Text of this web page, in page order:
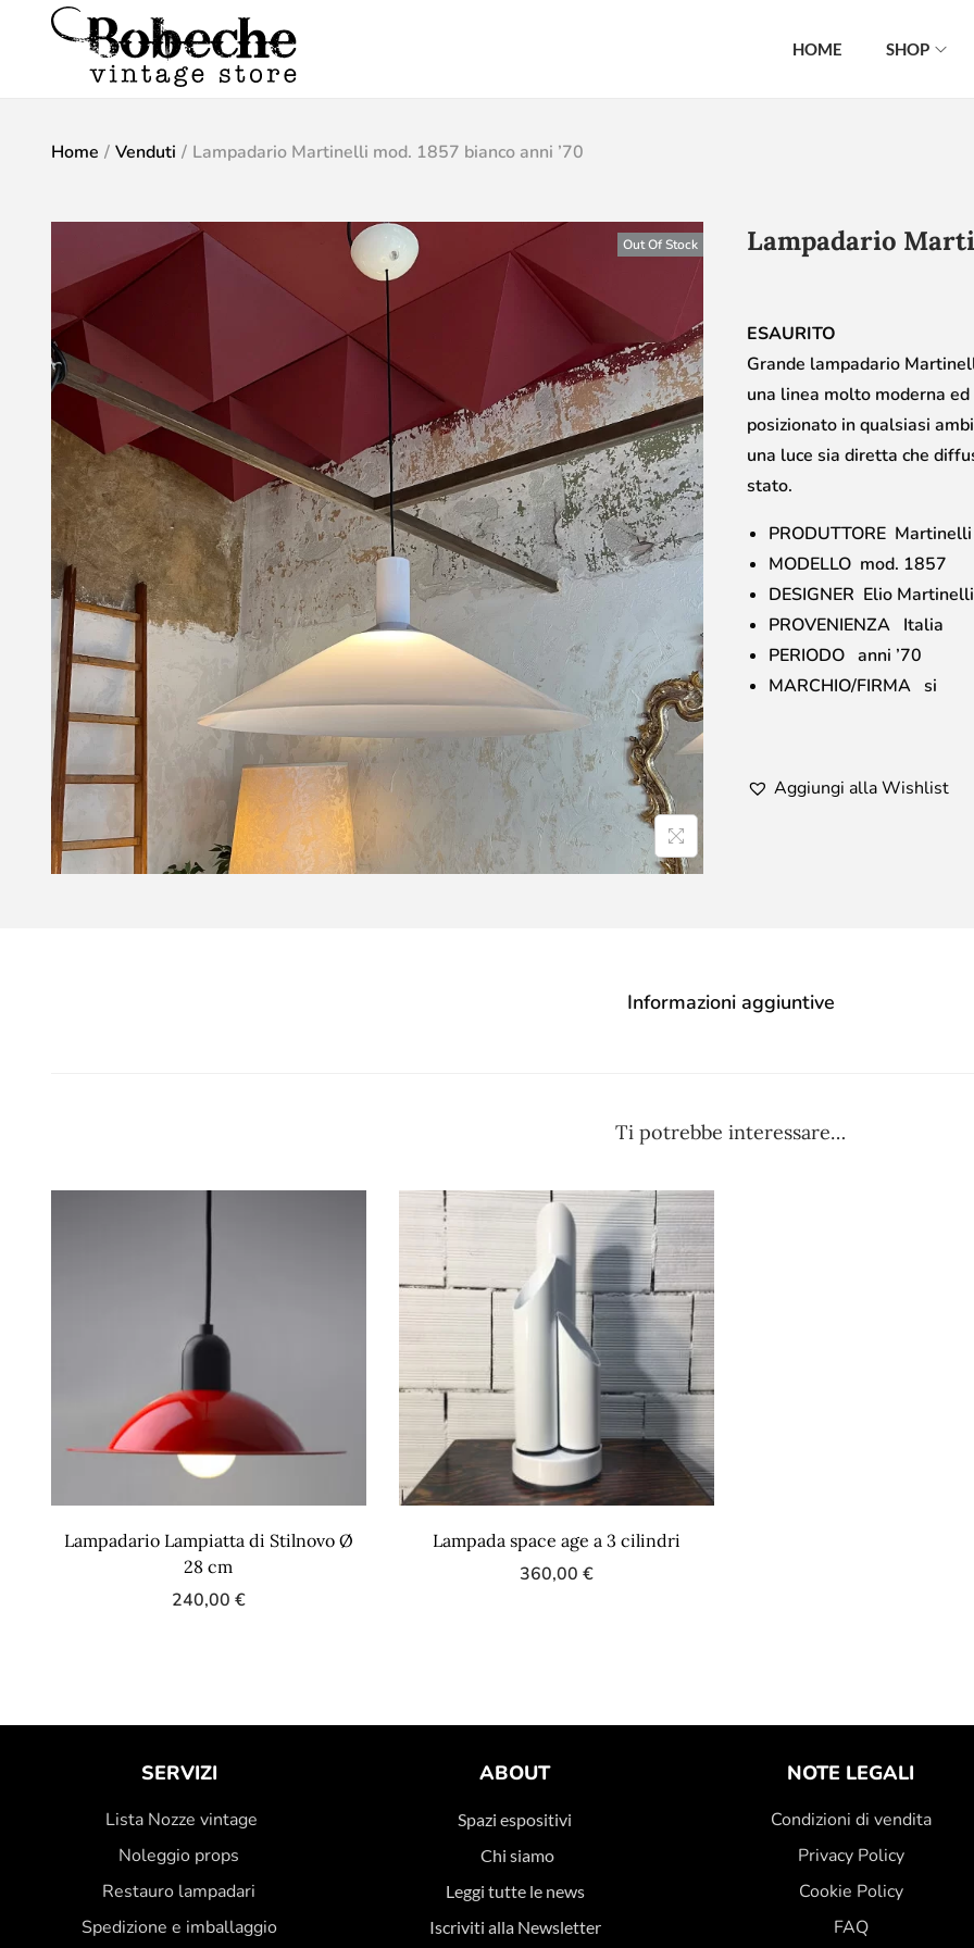
HOME SHOP
Home / Venduti / Lampadario Martinelli mod. 1857 bianco anni ’70
Out Of Stock Lampadario
ESAURITO
Grande lampadario
una linea molto moderna
posizionato in qualsiasi
una luce sia diretta che
stato.
PRODUTTORE
MODELLO mod. 1857
DESIGNER Elio Martinelli
PROVENIENZA Italia
PERIODO anni ’70
MARCHIO/FIRMA si
Aggiungi alla Wishlist
Informazioni aggiuntive
Ti potrebbe interessare…
Lampadario Lampiatta di Stilnovo Ø
28 cm
240,00 €
Lampada space age a 3 cilindri
360,00 €
SERVIZI
Lista Nozze vintage
Noleggio props
Restauro lampadari
Spedizione e imballaggio
ABOUT
Spazi espositivi
Chi siamo
Leggi tutte le news
Iscriviti alla Newsletter
NOTE LEGALI
Condizioni di vendita
Privacy Policy
Cookie Policy
FAQ